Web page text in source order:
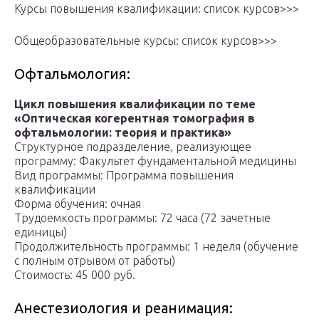
Курсы повышения квалификации: cписок курсов>>>
Общеобразовательные курсы: cписок курсов>>>
Офтальмология:
Цикл повышения квалификации по теме
«Оптическая когерентная томография в
офтальмологии: теория и практика»
Структурное подразделение, реализующее
программу: Факультет фундаментальной медицины
Вид программы: Программа повышения
квалификации
Форма обучения: очная
Трудоемкость программы: 72 часа (72 зачетные
единицы)
Продолжительность программы: 1 неделя (обучение
с полным отрывом от работы)
Стоимость: 45 000 руб.
Анестезиология и реанимация: